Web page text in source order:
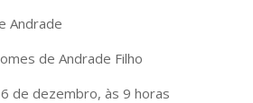
Andrade
de Andrade Filho
de dezembro, às 9 horas